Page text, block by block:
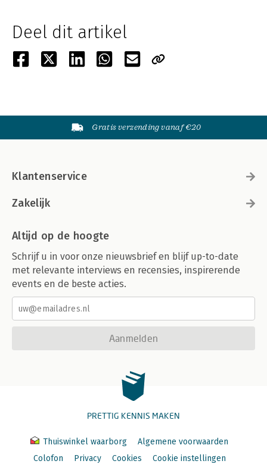
Deel dit artikel
Gratis verzending vanaf €20
Klantenservice
Zakelijk
Altijd op de hoogte
Schrijf u in voor onze nieuwsbrief en blijf up-to-date
met relevante interviews en recensies, inspirerende
events en de beste acties.
Aanmelden
PRETTIG KENNIS MAKEN
Thuiswinkel waarborg
Algemene voorwaarden
Colofon
Privacy Cookies Cookie instellingen